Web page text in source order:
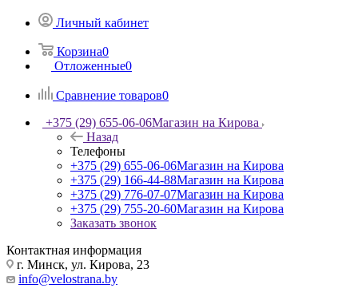
Личный кабинет
Корзина0
Отложенные0
Сравнение товаров0
+375 (29) 655-06-06Магазин на Кирова
Назад
Телефоны
+375 (29) 655-06-06Магазин на Кирова
+375 (29) 166-44-88Магазин на Кирова
+375 (29) 776-07-07Магазин на Кирова
+375 (29) 755-20-60Магазин на Кирова
Заказать звонок
Контактная информация
г. Минск, ул. Кирова, 23
info@velostrana.by